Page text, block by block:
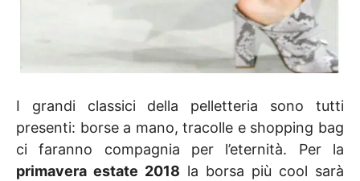
I grandi classici della pelletteria sono tutti
presenti: borse a mano, tracolle e shopping bag
ci faranno compagnia per l’eternità. Per la
primavera estate 2018 la borsa più cool sarà